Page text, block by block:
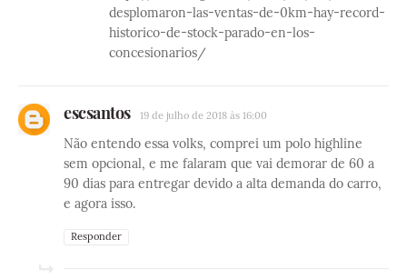
desplomaron-las-ventas-de-0km-hay-record-
historico-de-stock-parado-en-los-
concesionarios/
escsantos 19 de julho de 2018 às 16:00
Não entendo essa volks, comprei um polo highline
sem opcional, e me falaram que vai demorar de 60 a
90 dias para entregar devido a alta demanda do carro,
e agora isso.
Responder